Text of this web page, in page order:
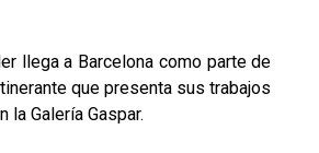
llega a Barcelona como parte de
que presenta sus trabajos
la Galería Gaspar.